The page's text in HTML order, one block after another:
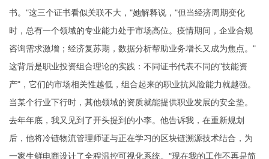
书。"这三个证书看似关联不大，"她解释说，"但当经济周期变化
时，总有一个领域的专业能力处于市场高位。疫情期间，企业合规
咨询需求激增；经济复苏期，数据分析帮助业务增长又成为焦点。"
这背后是职业投资组合理论的实践：不同证书代表不同的"技能资
产"，它们的市场相关性越低，组合起来的职业抗风险能力就越强。
当某个行业下行时，其他领域的资质就能提供职业发展的安全垫。
去年年底，我又见到了开头提到的小李。他告诉我，在重新规划
后，他将冷链物流管理师证与正在学习的区块链溯源技术结合，为
一家生鲜电商设计了全程温控可视化系统。"现在我的工作不再是简